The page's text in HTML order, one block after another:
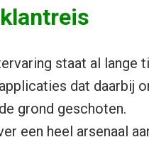
staat al lange
dat daarbij
grond geschoten.
een heel arsenaal